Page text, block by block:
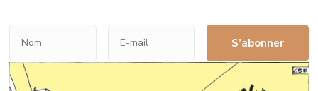
S’abonner